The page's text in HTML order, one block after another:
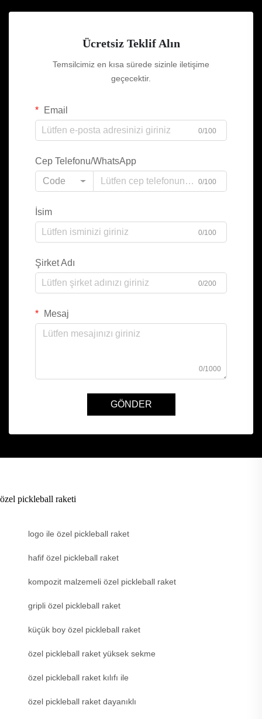
Ücretsiz Teklif Alın
Temsilcimiz en kısa sürede sizinle iletişime
geçecektir.
Email
0/100
Cep Telefonu/WhatsApp
Code
0/100
İsim
0/100
Şirket Adı
0/200
Mesaj
0/1000
GÖNDER
özel pickleball raketi
logo ile özel pickleball raket
hafif özel pickleball raket
kompozit malzemeli özel pickleball raket
gripli özel pickleball raket
küçük boy özel pickleball raket
özel pickleball raket yüksek sekme
özel pickleball raket kılıfı ile
özel pickleball raket dayanıklı